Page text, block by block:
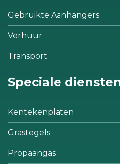
Gebruikte Aanhangers
Verhuur
Transport
Speciale diensten
Kentekenplaten
Grastegels
Propaangas